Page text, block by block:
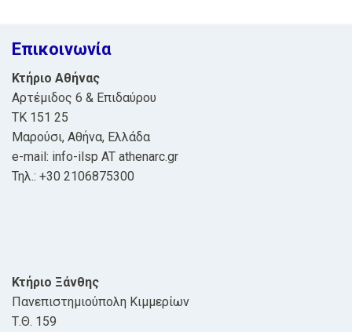
Επικοινωνία
Κτήριο Αθήνας
Αρτέμιδος 6 & Επιδαύρου
ΤΚ 151 25
Μαρούσι, Αθήνα, Ελλάδα
e-mail: info-ilsp AT athenarc.gr
Τηλ.: +30 2106875300
Κτήριο Ξάνθης
Πανεπιστημιούπολη Κιμμερίων
Τ.Θ. 159